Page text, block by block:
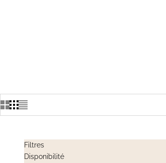
Filtres
Disponibilité